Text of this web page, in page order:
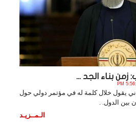
زمن بناء الجد ...
يقول خلال كلمة له في مؤتمر دولي حول
بين الدول. .
الـمــزيـد